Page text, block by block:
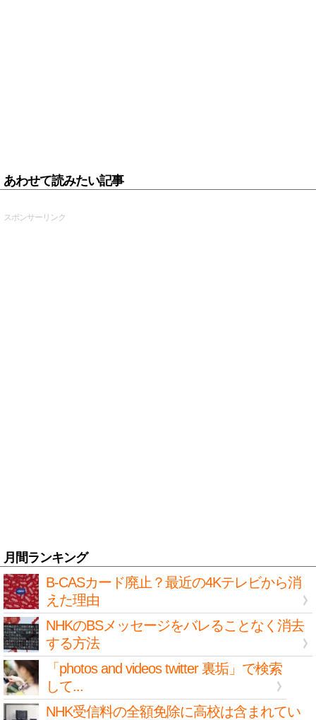
あわせて読みたい記事
スポンサーリンク
月間ランキング
B-CASカード廃止？最近の4Kテレビから消
えた理由
NHKのBSメッセージをバレることなく消去
する方法
「photos and videos twitter 裏垢」で検索
して...
NHK受信料の全額免除に高校は含まれてい